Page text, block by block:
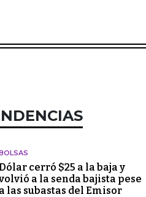
Dólar cerró $25 a la baja y
a la senda bajista pese
a las subastas del Emisor